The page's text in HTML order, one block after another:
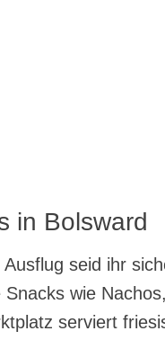
in Bolsward
seid ihr
wie
serviert